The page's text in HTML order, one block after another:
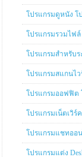
โปรแกรมดูหนัง โ
โปรแกรมรวมไฟ
โปรแกรมสำหรับ
โปรแกรมสแกนไว
โปรแกรมออฟฟิต
โปรแกรมเน็ตเวิร์ค
โปรแกรมแชทออ
โปรแกรมแต่ง